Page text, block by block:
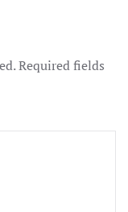
Required fields